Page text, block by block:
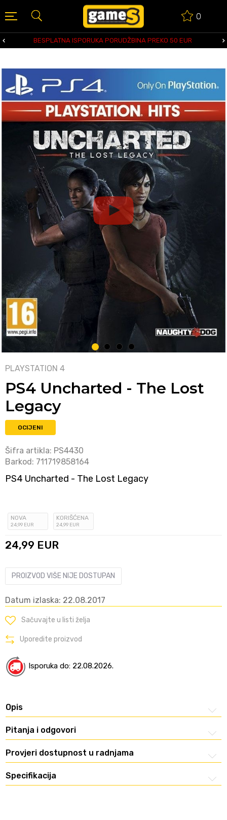
0
BESPLATNA ISPORUKA PORUDŽBINA PREKO 50 EUR
1 2 3 4
PLAYSTATION 4
PS4 Uncharted - The Lost
Legacy
OCIJENI
Šifra artikla: PS4430
Barkod: 711719858164
PS4 Uncharted - The Lost Legacy
NOVA
24,99 EUR
KORIŠĆENA
24,99 EUR
24,99 EUR
PROIZVOD VIŠE NIJE DOSTUPAN
Datum izlaska: 22.08.2017
Sačuvajte u listi želja
Uporedite proizvod
Isporuka do: 22.08.2026.
Opis
Pitanja i odgovori
Provjeri dostupnost u radnjama
Specifikacija